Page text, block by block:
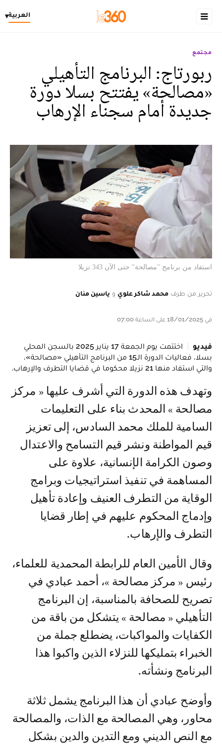
العربية▾
مجتمع
ربورتاج: البرنامج التأهيلي
«مصالحة» يفتتح بسلا دورة
جديدة أمام سجناء الإرهاب
استفاد من برنامج "مصالحة" حتى الآن 343 نزيلا
تحرير من طرف محمد شاكر علوي و ياسين منان
في 18/01/2025 على الساعة 07:00
فيديو
اختتمت يوم الجمعة 17 يناير 2025 بالسجن المحلي
بسلا، فعاليات الدورة الـ15 من البرنامج التأهيلي «مصالحة»،
والتي استفاد منها 21 نزيلا محكوما في قضايا التطرف والإرهاب.
وتهدف هذه الدورة التي أشرف عليها « مركز
مصالحة » المحدث بناء على التعليمات
السامية للملك محمد السادس، إلى تعزيز
قيم المواطنة ونشر قيم التسامح والاعتدال
وصون الكرامة الإنسانية، علاوة على
المساهمة في تنفيذ استراتيجيات وبرامج
الوقاية من التطرف العنيف وإعادة تأهيل
وإدماج المحكوم عليهم في إطار قضايا
التطرف والإرهاب.
وقال الأمين العام للرابطة المحمدية للعلماء،
رئيس « مركز مصالحة »، أحمد عبادي في
تصريح للصحافة بالمناسبة، إن البرنامج
التأهيلي « مصالحة » يتشكل من باقة من
الكفايات والمواكبات، يضطلع جملة من
الخبراء بتمليكها للنزلاء الذين واكبوا هذا
البرنامج ونشأته.
وأوضح عبادي أن هذا البرنامج يشمل ثلاثة
محاور، وهي المصالحة مع الذات، والمصالحة
مع النص الديني ومع التدين والدين بشكل